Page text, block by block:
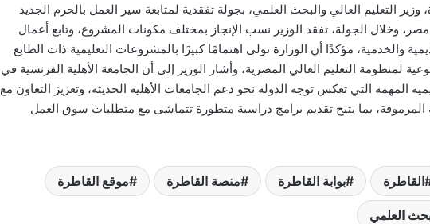
وزير التعليم العالي والبحث العلمي، بجولة تفقدية لمتابعة سير العمل بالحرم الجديد
مصر، وخلال الجولة، تفقد الوزير نسب الإنجاز بمختلف مكونات المشروع، وتابع أعمال
والخدمية، مؤكدًا أن الوزارة تولي اهتمامًا كبيرًا بالمشروعات التعليمية ذات الطابع
لمنظومة التعليم العالي المصرية، وأشار الوزير إلى أن الجامعة الأهلية الفرنسية في
المهمة التي تعكس توجه الدولة نحو دعم الجامعات الأهلية الحديثة، وتعزيز التعاون مع
المرموقة، بما يتيح تقديم برامج دراسية متطورة تتماشى مع متطلبات سوق العمل
القاطرة بوابة القاطرة منصة القاطرة موقع القاطرة
العلمي